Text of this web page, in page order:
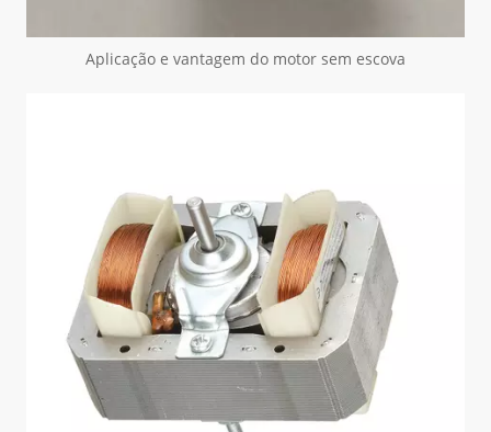
Aplicação e vantagem do motor sem escova